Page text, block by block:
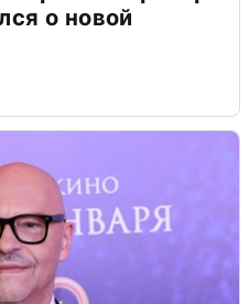
о новой